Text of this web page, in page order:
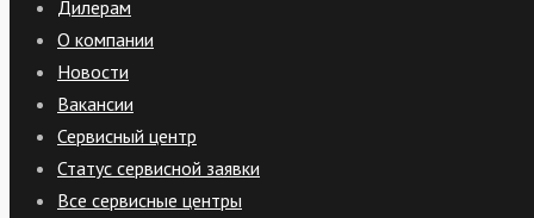
Дилерам
О компании
Новости
Вакансии
Сервисный центр
Статус сервисной заявки
Все сервисные центры